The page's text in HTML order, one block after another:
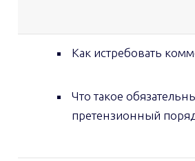
Как истребовать
Что такое
претензионный